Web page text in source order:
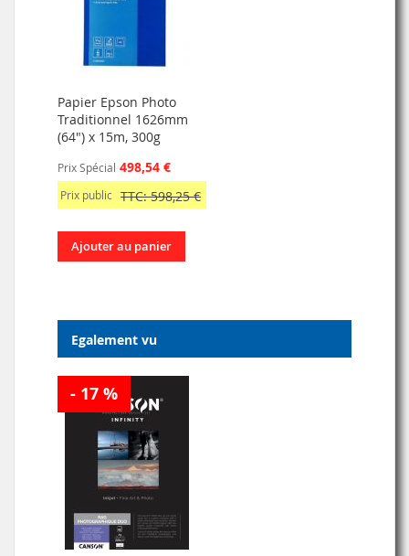
Papier Epson Photo
Traditionnel 1626mm
(64") x 15m, 300g
Prix Spécial 498,54 €
Prix public TTC: 598,25 €
Ajouter au panier
Egalement vu
- 17 %